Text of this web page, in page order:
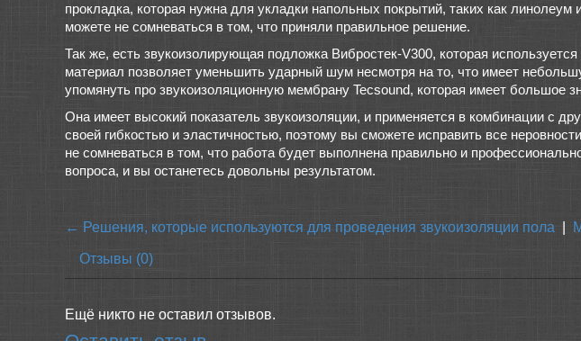
прокладка, которая нужна для укладки напольных покрытий, таких как
можете не сомневаться в том, что приняли правильное решение.
Так же, есть звукоизолирующая подложка Вибростек-V300, которая
материал позволяет уменьшить ударный шум несмотря на то, что имеет
упомянуть про звукоизоляционную мембрану Tecsound, которая имеет большое
Она имеет высокий показатель звукоизоляции, и применяется в комбинации с
своей гибкостью и эластичностью, поэтому вы сможете исправить все
не сомневаться в том, что работа будет выполнена правильно и
вопроса, и вы останетесь довольны результатом.
← Решения, которые используются для проведения звукоизоляции пола
Отзывы (0)
Ещё никто не оставил отзывов.